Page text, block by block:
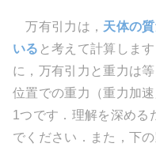
万有引力は， 天体の
いる と考えて計算しま
に，万有引力と重力は
位置での重力（重力加
1つです．理解を深める
でください．また，下